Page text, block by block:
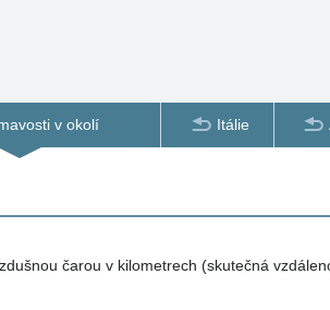
v okolí Itálie
čarou v kilometrech (skutečná